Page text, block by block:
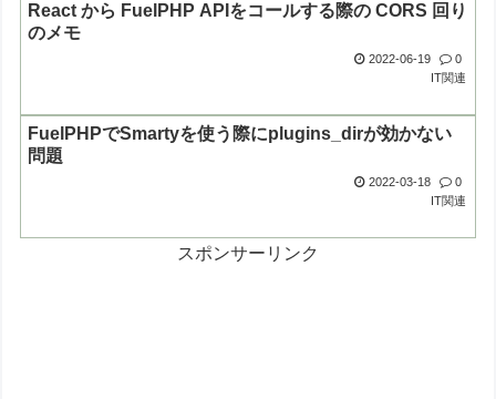
React から FuelPHP APIをコールする際の CORS 回り
のメモ
2022-06-19
0
IT関連
FuelPHPでSmartyを使う際にplugins_dirが効かない
問題
2022-03-18
0
IT関連
スポンサーリンク